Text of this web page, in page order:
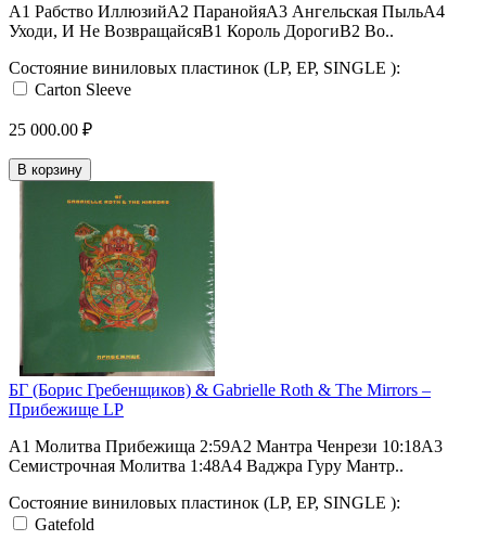
А1 Рабство ИллюзийА2 ПаранойяА3 Ангельская ПыльА4
Уходи, И Не ВозвращайсяВ1 Король ДорогиВ2 Во..
Состояние виниловых пластинок (LP, EP, SINGLE ):
Carton Sleeve
25 000.00 ₽
В корзину
БГ (Борис Гребенщиков) & Gabrielle Roth & The Mirrors –
Прибежище LP
A1 Молитва Прибежища 2:59А2 Мантра Ченрези 10:18А3
Семистрочная Молитва 1:48А4 Ваджра Гуру Мантр..
Состояние виниловых пластинок (LP, EP, SINGLE ):
Gatefold